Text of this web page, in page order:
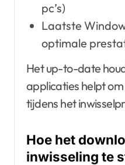
pc’s)
Laatste
optimale
Het up-to-date
applicaties helpt
tijdens het
Hoe het
inwisseling te